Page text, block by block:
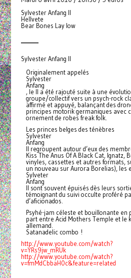
Sylvester Anfang II
Hellvete
Bear Bones Lay low
Sylvester Anfang II
Originalement appelés
Sylvester
Anfang
, le II a été rajouté suite à une
groupe/collectif vers un psych-rock
affirmé et appuyé, balançant des
principes motorik germaniques avec
ornement de robes freak folk.
Les princes belges des ténèbres
Sylvester
Anfang
II regroupent autour d’eux des
Kiss The Anus Of A Black Cat, Ignatz,
vinyles, cassettes et autres formats,
un nouveau sur Aurora Borelias), les
Sylveter
Anfang
II sont souvent épuisés dès leurs
témoignant du suivi occulte proféré
d’aficionados.
Psyhé-jam céleste et bouillonante en
part entre Acid Mothers Temple et le
allemand.
Satanadelic combo !
http://www.youtube.com/watch?
v=YRs9jw_mRUk
http://www.youtube.com/watch?
v=fmMdCbbaH0c&feature=related